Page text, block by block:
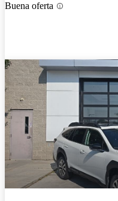
Buena oferta